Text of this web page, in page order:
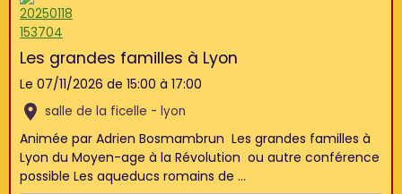
Les grandes familles à Lyon
Le 07/11/2026 de 15:00 à 17:00
salle de la ficelle - lyon
Animée par Adrien Bosmambrun Les grandes familles à
Lyon du Moyen-age à la Révolution ou autre conférence
possible Les aqueducs romains de ...